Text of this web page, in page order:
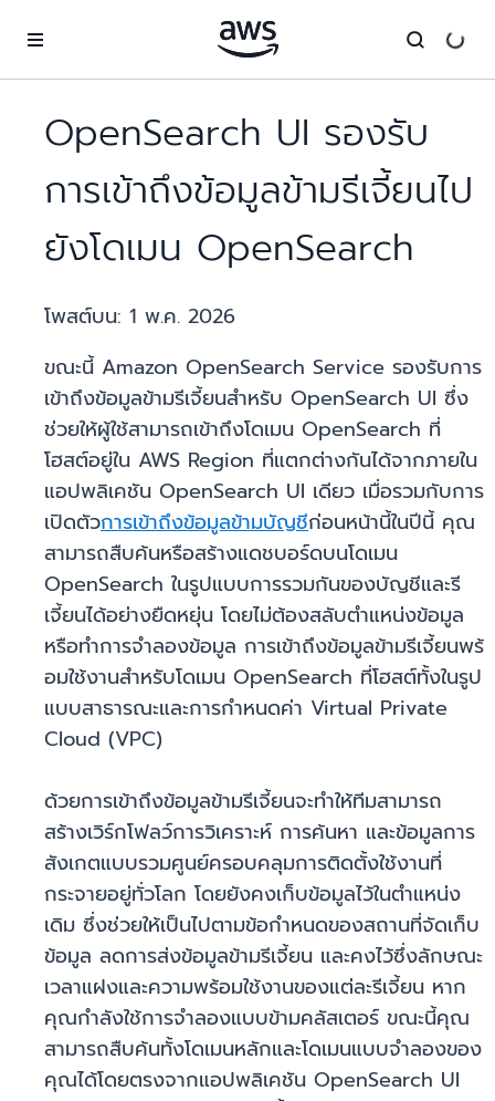
OpenSearch UI รองรับ
การเข้าถึงข้อมูลข้ามรีเจี้ยนไป
ยังโดเมน OpenSearch
โพสต์บน: 1 พ.ค. 2026
ขณะนี้ Amazon OpenSearch Service รองรับการ
เข้าถึงข้อมูลข้ามรีเจี้ยนสำหรับ OpenSearch UI ซึ่ง
ช่วยให้ผู้ใช้สามารถเข้าถึงโดเมน OpenSearch ที่
โฮสต์อยู่ใน AWS Region ที่แตกต่างกันได้จากภายใน
แอปพลิเคชัน OpenSearch UI เดียว เมื่อรวมกับการ
เปิดตัวการเข้าถึงข้อมูลข้ามบัญชีก่อนหน้านี้ในปีนี้ คุณ
สามารถสืบค้นหรือสร้างแดชบอร์ดบนโดเมน
OpenSearch ในรูปแบบการรวมกันของบัญชีและรี
เจี้ยนได้อย่างยืดหยุ่น โดยไม่ต้องสลับตำแหน่งข้อมูล
หรือทำการจำลองข้อมูล การเข้าถึงข้อมูลข้ามรีเจี้ยนพร้
อมใช้งานสำหรับโดเมน OpenSearch ที่โฮสต์ทั้งในรูป
แบบสาธารณะและการกำหนดค่า Virtual Private
Cloud (VPC)
ด้วยการเข้าถึงข้อมูลข้ามรีเจี้ยนจะทำให้ทีมสามารถ
สร้างเวิร์กโฟลว์การวิเคราะห์ การค้นหา และข้อมูลการ
สังเกตแบบรวมศูนย์ครอบคลุมการติดตั้งใช้งานที่
กระจายอยู่ทั่วโลก โดยยังคงเก็บข้อมูลไว้ในตำแหน่ง
เดิม ซึ่งช่วยให้เป็นไปตามข้อกำหนดของสถานที่จัดเก็บ
ข้อมูล ลดการส่งข้อมูลข้ามรีเจี้ยน และคงไว้ซึ่งลักษณะ
เวลาแฝงและความพร้อมใช้งานของแต่ละรีเจี้ยน หาก
คุณกำลังใช้การจำลองแบบข้ามคลัสเตอร์ ขณะนี้คุณ
สามารถสืบค้นทั้งโดเมนหลักและโดเมนแบบจำลองของ
คุณได้โดยตรงจากแอปพลิเคชัน OpenSearch UI